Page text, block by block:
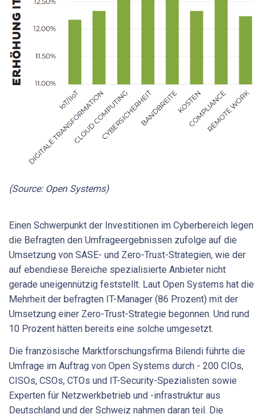
(Source: Open Systems)
Einen Schwerpunkt der Investitionen im Cyberbereich legen
die Befragten den Umfrageergebnissen zufolge auf die
Umsetzung von SASE- und Zero-Trust-Strategien, wie der
auf ebendiese Bereiche spezialisierte Anbieter nicht
gerade uneigennützig feststellt. Laut Open Systems hat die
Mehrheit der befragten IT-Manager (86 Prozent) mit der
Umsetzung einer Zero-Trust-Strategie begonnen. Und rund
10 Prozent hätten bereits eine solche umgesetzt.
Die französische Marktforschungsfirma Bilendi führte die
Umfrage im Auftrag von Open Systems durch - 200 CIOs,
CISOs, CSOs, CTOs und IT-Security-Spezialisten sowie
Experten für Netzwerkbetrieb und -infrastruktur aus
Deutschland und der Schweiz nahmen daran teil. Die